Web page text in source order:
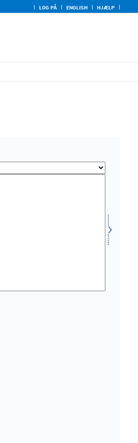
LOG PÅ ENGLISH HJÆLP